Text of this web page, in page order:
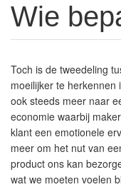
Wie
Toch is de tweedeling
moeilijker te herkennen
ook steeds meer naar
economie waarbij
klant een emotionele
meer om het nut van
product ons kan
wat we moeten voelen